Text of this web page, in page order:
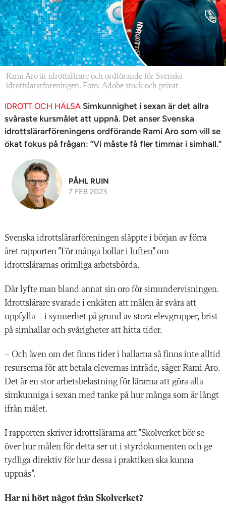
Rami Aro är idrottslärare och ordförande för Svenska
idrottslärar­föreningen. Foto: Adobe stock och privat
IDROTT OCH HÄLSA Simkunnighet i sexan är det allra
svåraste kursmålet att uppnå. Det anser Svenska
idrottslärarföreningens ordförande Rami Aro som vill se
ökat fokus på frågan: ”Vi måste få fler timmar i simhall.”
PÅHL RUIN
7 FEB 2023
Svenska idrottslärarföreningen släppte i början av förra
året rapporten ”För många bollar i luften”om
idrottslärarnas orimliga arbetsbörda.
Där lyfte man bland annat sin oro för simundervisningen.
Idrottslärare svarade i enkäten att målen är svåra att
uppfylla – i synnerhet på grund av stora elevgrupper, brist
på simhallar och svårigheter att hitta tider.
– Och även om det finns tider i hallarna så finns inte alltid
resurserna för att betala elevernas inträde, säger Rami Aro.
Det är en stor arbetsbelastning för lärarna att göra alla
simkunniga i sexan med tanke på hur många som är långt
ifrån målet.
I rapporten skriver idrottslärarna att ”Skolverket bör se
över hur målen för detta ser ut i styrdokumenten och ge
tydliga direktiv för hur dessa i praktiken ska kunna
uppnås”.
Har ni hört något från Skolverket?